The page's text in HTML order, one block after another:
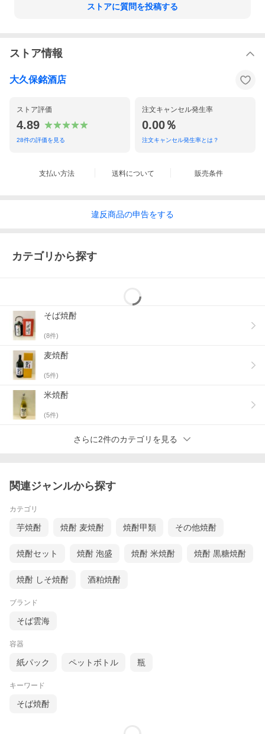
ストアに質問を投稿する
ストア情報
大久保銘酒店
ストア評価
4.89
28件の評価を見る
注文キャンセル発生率
0.00％
注文キャンセル発生率とは？
支払い方法 送料について 販売条件
違反商品の申告をする
カテゴリから探す
そば焼酎
(8件)
麦焼酎
(5件)
米焼酎
(5件)
さらに2件のカテゴリを見る
関連ジャンルから探す
カテゴリ
芋焼酎 焼酎 麦焼酎 焼酎甲類 その他焼酎
焼酎セット 焼酎 泡盛 焼酎 米焼酎 焼酎 黒糖焼酎
焼酎 しそ焼酎 酒粕焼酎
ブランド
そば雲海
容器
紙パック ペットボトル 瓶
キーワード
そば焼酎